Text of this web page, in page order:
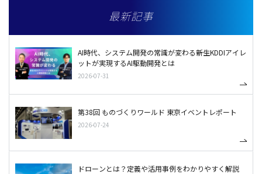
最新記事
AI時代、システム開発の常識が変わる――新生KDDIアイレ
ットが実現するAI駆動開発とは
2026-07-31
第38回 ものづくりワールド 東京イベントレポート
2026-07-24
ドローンとは？定義や活用事例をわかりやすく解説